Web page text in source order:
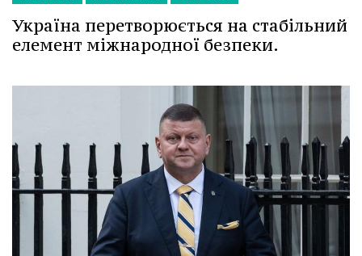
Україна перетворюється на стабільний
елемент міжнародної безпеки.